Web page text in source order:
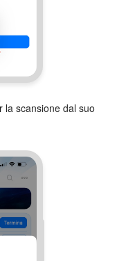
la scansione dal suo